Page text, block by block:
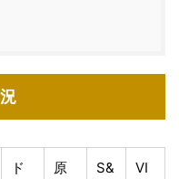
ド
原
S&
VI